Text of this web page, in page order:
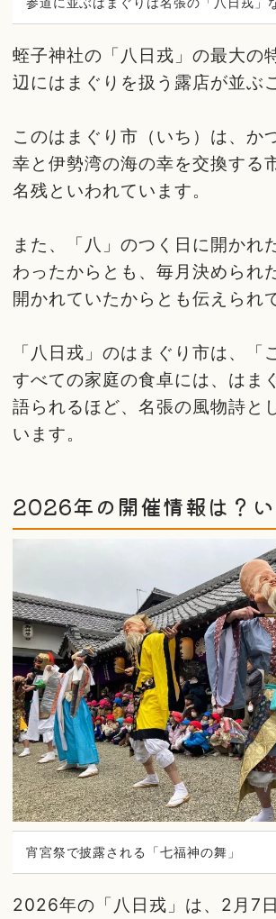
蛭子神社の「八日戎」の最大の
辺にはまぐりを扱う露店が並ぶ
このはまぐり市（いち）は、か
幸と伊勢湾の海の幸を交換する
名残といわれています。
また、「八」のつく日に開かれ
わったからとも、毎月決められ
開かれていたからとも伝えられ
「八日戎」のはまぐり市は、「
すべての家庭の食卓には、はま
語られるほど、名張の風物詩と
います。
2026年の開催情報は？い
宵宮祭で披露される「七福神の舞」
2026年の「八日戎」は、2月7